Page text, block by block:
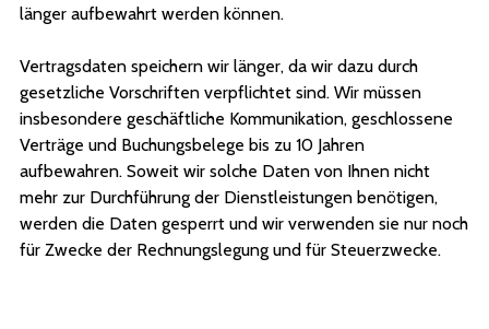
länger aufbewahrt werden können.
Vertragsdaten speichern wir länger, da wir dazu durch
gesetzliche Vorschriften verpflichtet sind. Wir müssen
insbesondere geschäftliche Kommunikation, geschlossene
Verträge und Buchungsbelege bis zu 10 Jahren
aufbewahren. Soweit wir solche Daten von Ihnen nicht
mehr zur Durchführung der Dienstleistungen benötigen,
werden die Daten gesperrt und wir verwenden sie nur noch
für Zwecke der Rechnungslegung und für Steuerzwecke.